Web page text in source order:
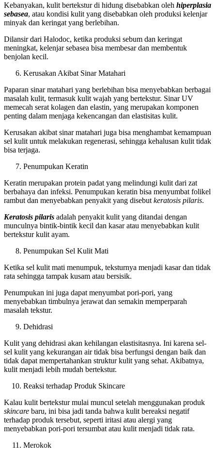
Kebanyakan, kulit bertekstur di hidung disebabkan oleh hiperplasia
sebasea, atau kondisi kulit yang disebabkan oleh produksi kelenjar
minyak dan keringat yang berlebihan.
Dilansir dari Halodoc, ketika produksi sebum dan keringat
meningkat, kelenjar sebasea bisa membesar dan membentuk
benjolan kecil.
Kerusakan Akibat Sinar Matahari
Paparan sinar matahari yang berlebihan bisa menyebabkan berbagai
masalah kulit, termasuk kulit wajah yang bertekstur. Sinar UV
memecah serat kolagen dan elastin, yang merupakan komponen
penting dalam menjaga kekencangan dan elastisitas kulit.
Kerusakan akibat sinar matahari juga bisa menghambat kemampuan
sel kulit untuk melakukan regenerasi, sehingga kehalusan kulit tidak
bisa terjaga.
Penumpukan Keratin
Keratin merupakan protein padat yang melindungi kulit dari zat
berbahaya dan infeksi. Penumpukan keratin bisa menyumbat folikel
rambut dan menyebabkan penyakit yang disebut keratosis pilaris.
Keratosis pilaris adalah penyakit kulit yang ditandai dengan
munculnya bintik-bintik kecil dan kasar atau menyebabkan kulit
bertekstur kulit ayam.
Penumpukan Sel Kulit Mati
Ketika sel kulit mati menumpuk, teksturnya menjadi kasar dan tidak
rata sehingga tampak kusam atau bersisik.
Penumpukan ini juga dapat menyumbat pori-pori, yang
menyebabkan timbulnya jerawat dan semakin memperparah
masalah tekstur.
Dehidrasi
Kulit yang dehidrasi akan kehilangan elastisitasnya. Ini karena sel-
sel kulit yang kekurangan air tidak bisa berfungsi dengan baik dan
tidak dapat mempertahankan struktur kulit yang sehat. Akibatnya,
kulit menjadi lebih mudah bertekstur.
Reaksi terhadap Produk Skincare
Kalau kulit bertekstur mulai muncul setelah menggunakan produk
skincare baru, ini bisa jadi tanda bahwa kulit bereaksi negatif
terhadap produk tersebut, seperti iritasi atau alergi yang
menyebabkan pori-pori tersumbat atau kulit menjadi tidak rata.
Merokok